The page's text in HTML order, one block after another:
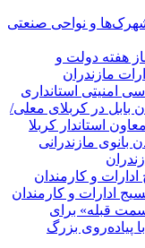
در شهرک‌ها و نواحی صنعتی
هفته دولت و
مازندران
امنیتی استانداری
در کربلای معلی/
استاندار کربلا
مازندرانی
و کارمندان
ادارات و کارمندان
سمت قبله» برای
پیاده‌روی بزرگ